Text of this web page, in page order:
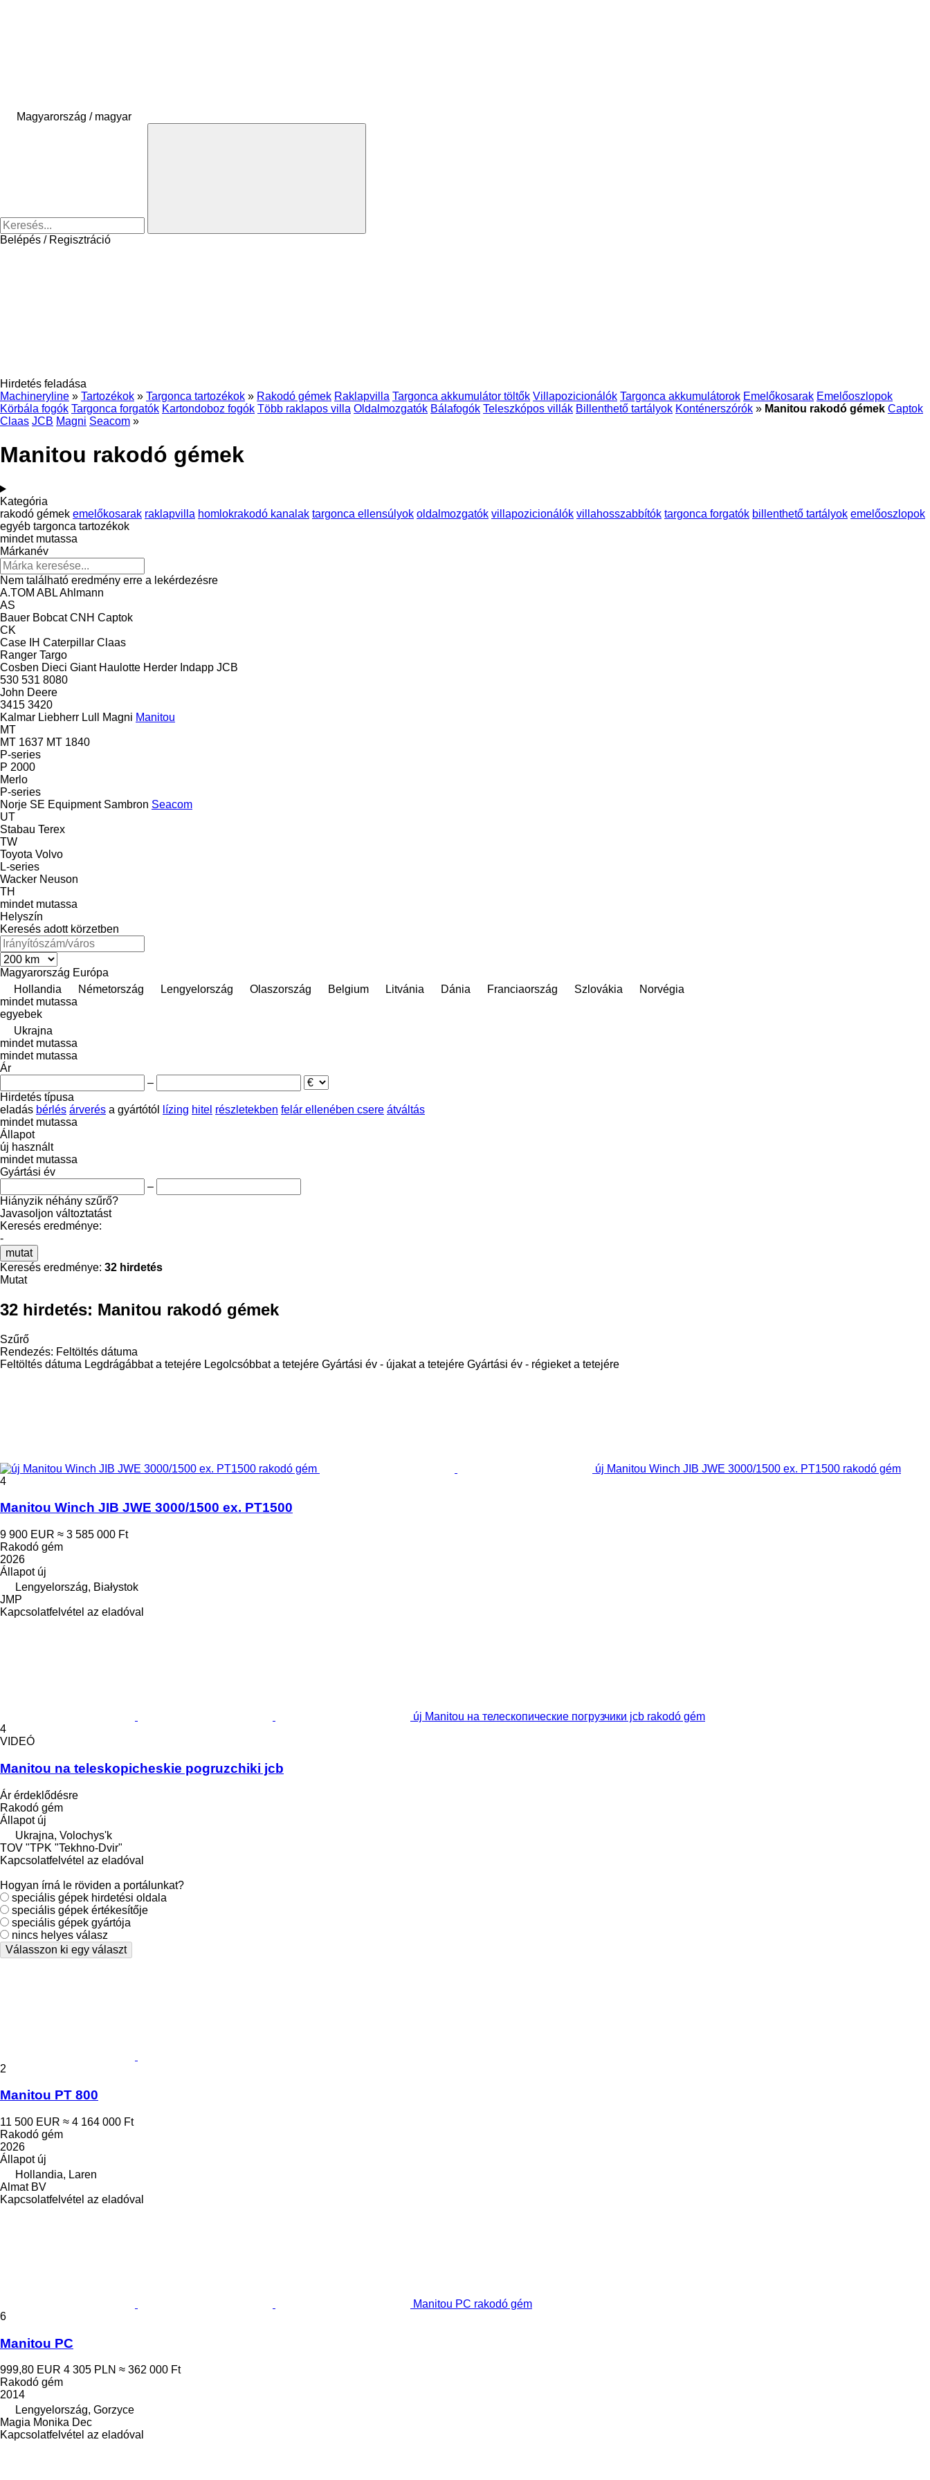
Magyarország / magyar
Belépés / Regisztráció
Hirdetés feladása
Machineryline » Tartozékok » Targonca tartozékok » Rakodó gémek Raklapvilla Targonca akkumulátor töltők Villapozicionálók Targonca akkumulátorok Emelőkosarak Emelőoszlopok
Körbála fogók Targonca forgatók Kartondoboz fogók Több raklapos villa Oldalmozgatók Bálafogók Teleszkópos villák Billenthető tartályok Konténerszórók » Manitou rakodó gémek Captok
Claas JCB Magni Seacom »
Manitou rakodó gémek
Kategória
rakodó gémek emelőkosarak raklapvilla homlokrakodó kanalak targonca ellensúlyok oldalmozgatók villapozicionálók villahosszabbítók targonca forgatók billenthető tartályok emelőoszlopok
egyéb targonca tartozékok
mindet mutassa
Márkanév
Nem található eredmény erre a lekérdezésre
A.TOM ABLAhlmann
AS
Bauer Bobcat CNH Captok
CK
Case IH Caterpillar Claas
Ranger Targo
Cosben Dieci Giant Haulotte Herder Indapp JCB
530 531 8080
John Deere
3415 3420
Kalmar Liebherr Lull Magni Manitou
MT
MT 1637 MT 1840
P-series
P 2000
Merlo
P-series
Norje SE Equipment Sambron Seacom
UT
Stabau Terex
TW
Toyota Volvo
L-series
Wacker Neuson
TH
mindet mutassa
Helyszín
Keresés adott körzetben
Magyarország Európa
Hollandia
Németország Lengyelország Olaszország Belgium Litvánia Dánia Franciaország Szlovákia
Norvégia
mindet mutassa
egyebek
Ukrajna
mindet mutassa
mindet mutassa
Ár
–
Hirdetés típusa
eladás bérlés árverés a gyártótól lízing hitel részletekben felár ellenében csere átváltás
mindet mutassa
Állapot
új használt
mindet mutassa
Gyártási év
–
Hiányzik néhány szűrő?
Javasoljon változtatást
Keresés eredménye:
-
mutat
Keresés eredménye: 32 hirdetés
Mutat
32 hirdetés: Manitou rakodó gémek
Szűrő
Rendezés: Feltöltés dátuma
Feltöltés dátuma Legdrágábbat a tetejére Legolcsóbbat a tetejére Gyártási év - újakat a tetejére Gyártási év - régieket a tetejére
új Manitou Winch JIB JWE 3000/1500 ex. PT1500 rakodó gém
4
Manitou Winch JIB JWE 3000/1500 ex. PT1500
9 900 EUR ≈ 3 585 000 Ft
Rakodó gém
2026
Állapotúj
Lengyelország, Białystok
JMP
Kapcsolatfelvétel az eladóval
új Manitou на телескопические погрузчики jcb rakodó gém
4
VIDEÓ
Manitou na teleskopicheskie pogruzchiki jcb
Ár érdeklődésre
Rakodó gém
Állapotúj
Ukrajna, Volochys'k
TOV "TPK "Tekhno-Dvir"
Kapcsolatfelvétel az eladóval
Hogyan írná le röviden a portálunkat?
speciális gépek hirdetési oldala
speciális gépek értékesítője
speciális gépek gyártója
nincs helyes válasz
Válasszon ki egy választ
2
Manitou PT 800
11 500 EUR ≈ 4 164 000 Ft
Rakodó gém
2026
Állapotúj
Hollandia, Laren
Almat BV
Kapcsolatfelvétel az eladóval
Manitou PC rakodó gém
6
Manitou PC
999,80 EUR 4 305 PLN ≈ 362 000 Ft
Rakodó gém
2014
Lengyelország, Gorzyce
Magia Monika Dec
Kapcsolatfelvétel az eladóval